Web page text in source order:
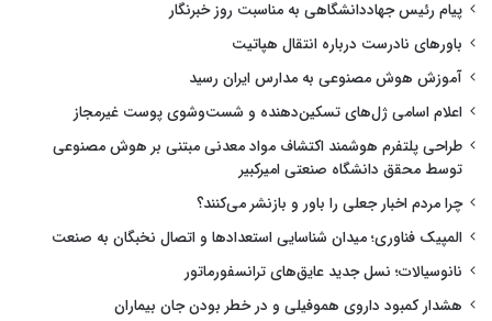
پیام رئیس جهاددانشگاهی به مناسبت روز خبرنگار
باورهای نادرست درباره انتقال هپاتیت
آموزش هوش مصنوعی به مدارس ایران رسید
اعلام اسامی ژل‌های تسکین‌دهنده و شست‌وشوی پوست غیرمجاز
طراحی پلتفرم هوشمند اکتشاف مواد معدنی مبتنی بر هوش مصنوعی
توسط محقق دانشگاه صنعتی امیرکبیر
چرا مردم اخبار جعلی را باور و بازنشر می‌کنند؟
المپیک فناوری؛ میدان شناسایی استعدادها و اتصال نخبگان به صنعت
نانوسیالات؛ نسل جدید عایق‌های ترانسفورماتور
هشدار کمبود داروی هموفیلی و در خطر بودن جان بیماران